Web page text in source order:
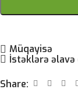
Müqayisə
İstəklərə əlavə
Share: